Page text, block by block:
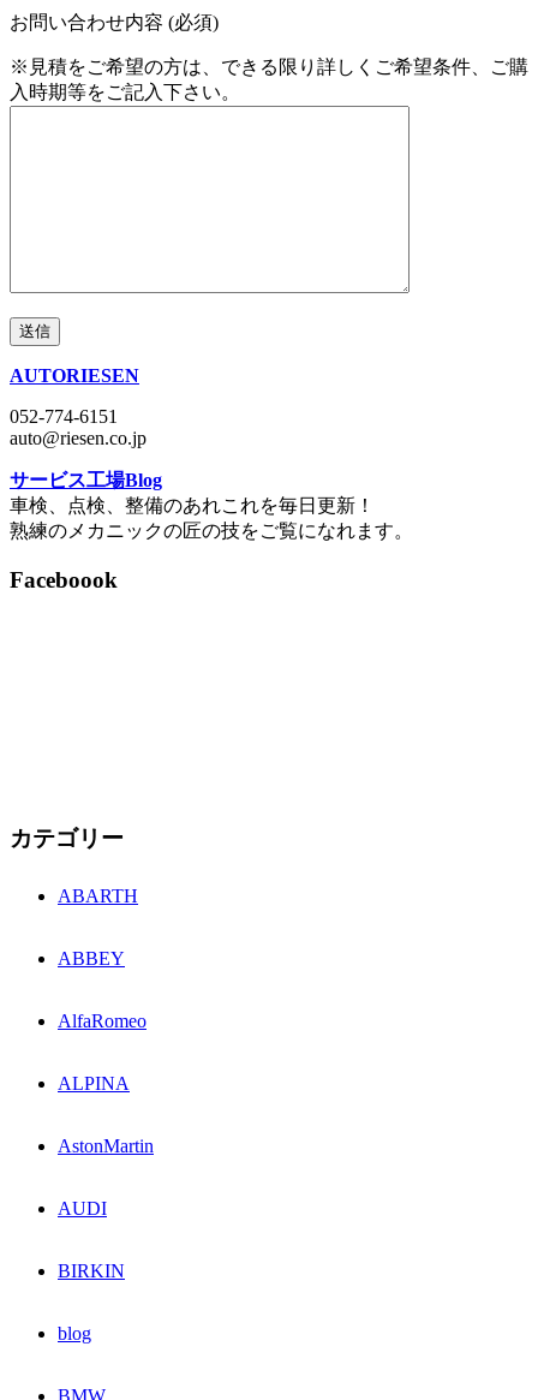
お問い合わせ内容 (必須)
※見積をご希望の方は、できる限り詳しくご希望条件、ご購
入時期等をご記入下さい。
AUTORIESEN
052-774-6151
auto@riesen.co.jp
サービス工場Blog
車検、点検、整備のあれこれを毎日更新！
熟練のメカニックの匠の技をご覧になれます。
Faceboook
カテゴリー
ABARTH
ABBEY
AlfaRomeo
ALPINA
AstonMartin
AUDI
BIRKIN
blog
BMW